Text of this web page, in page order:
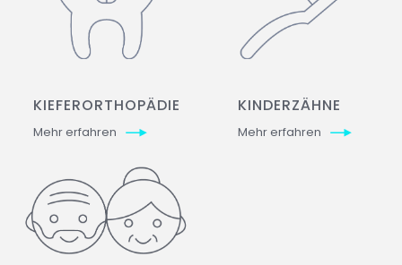
KIEFERORTHOPÄDIE
Mehr erfahren
KINDERZÄHNE
Mehr erfahren